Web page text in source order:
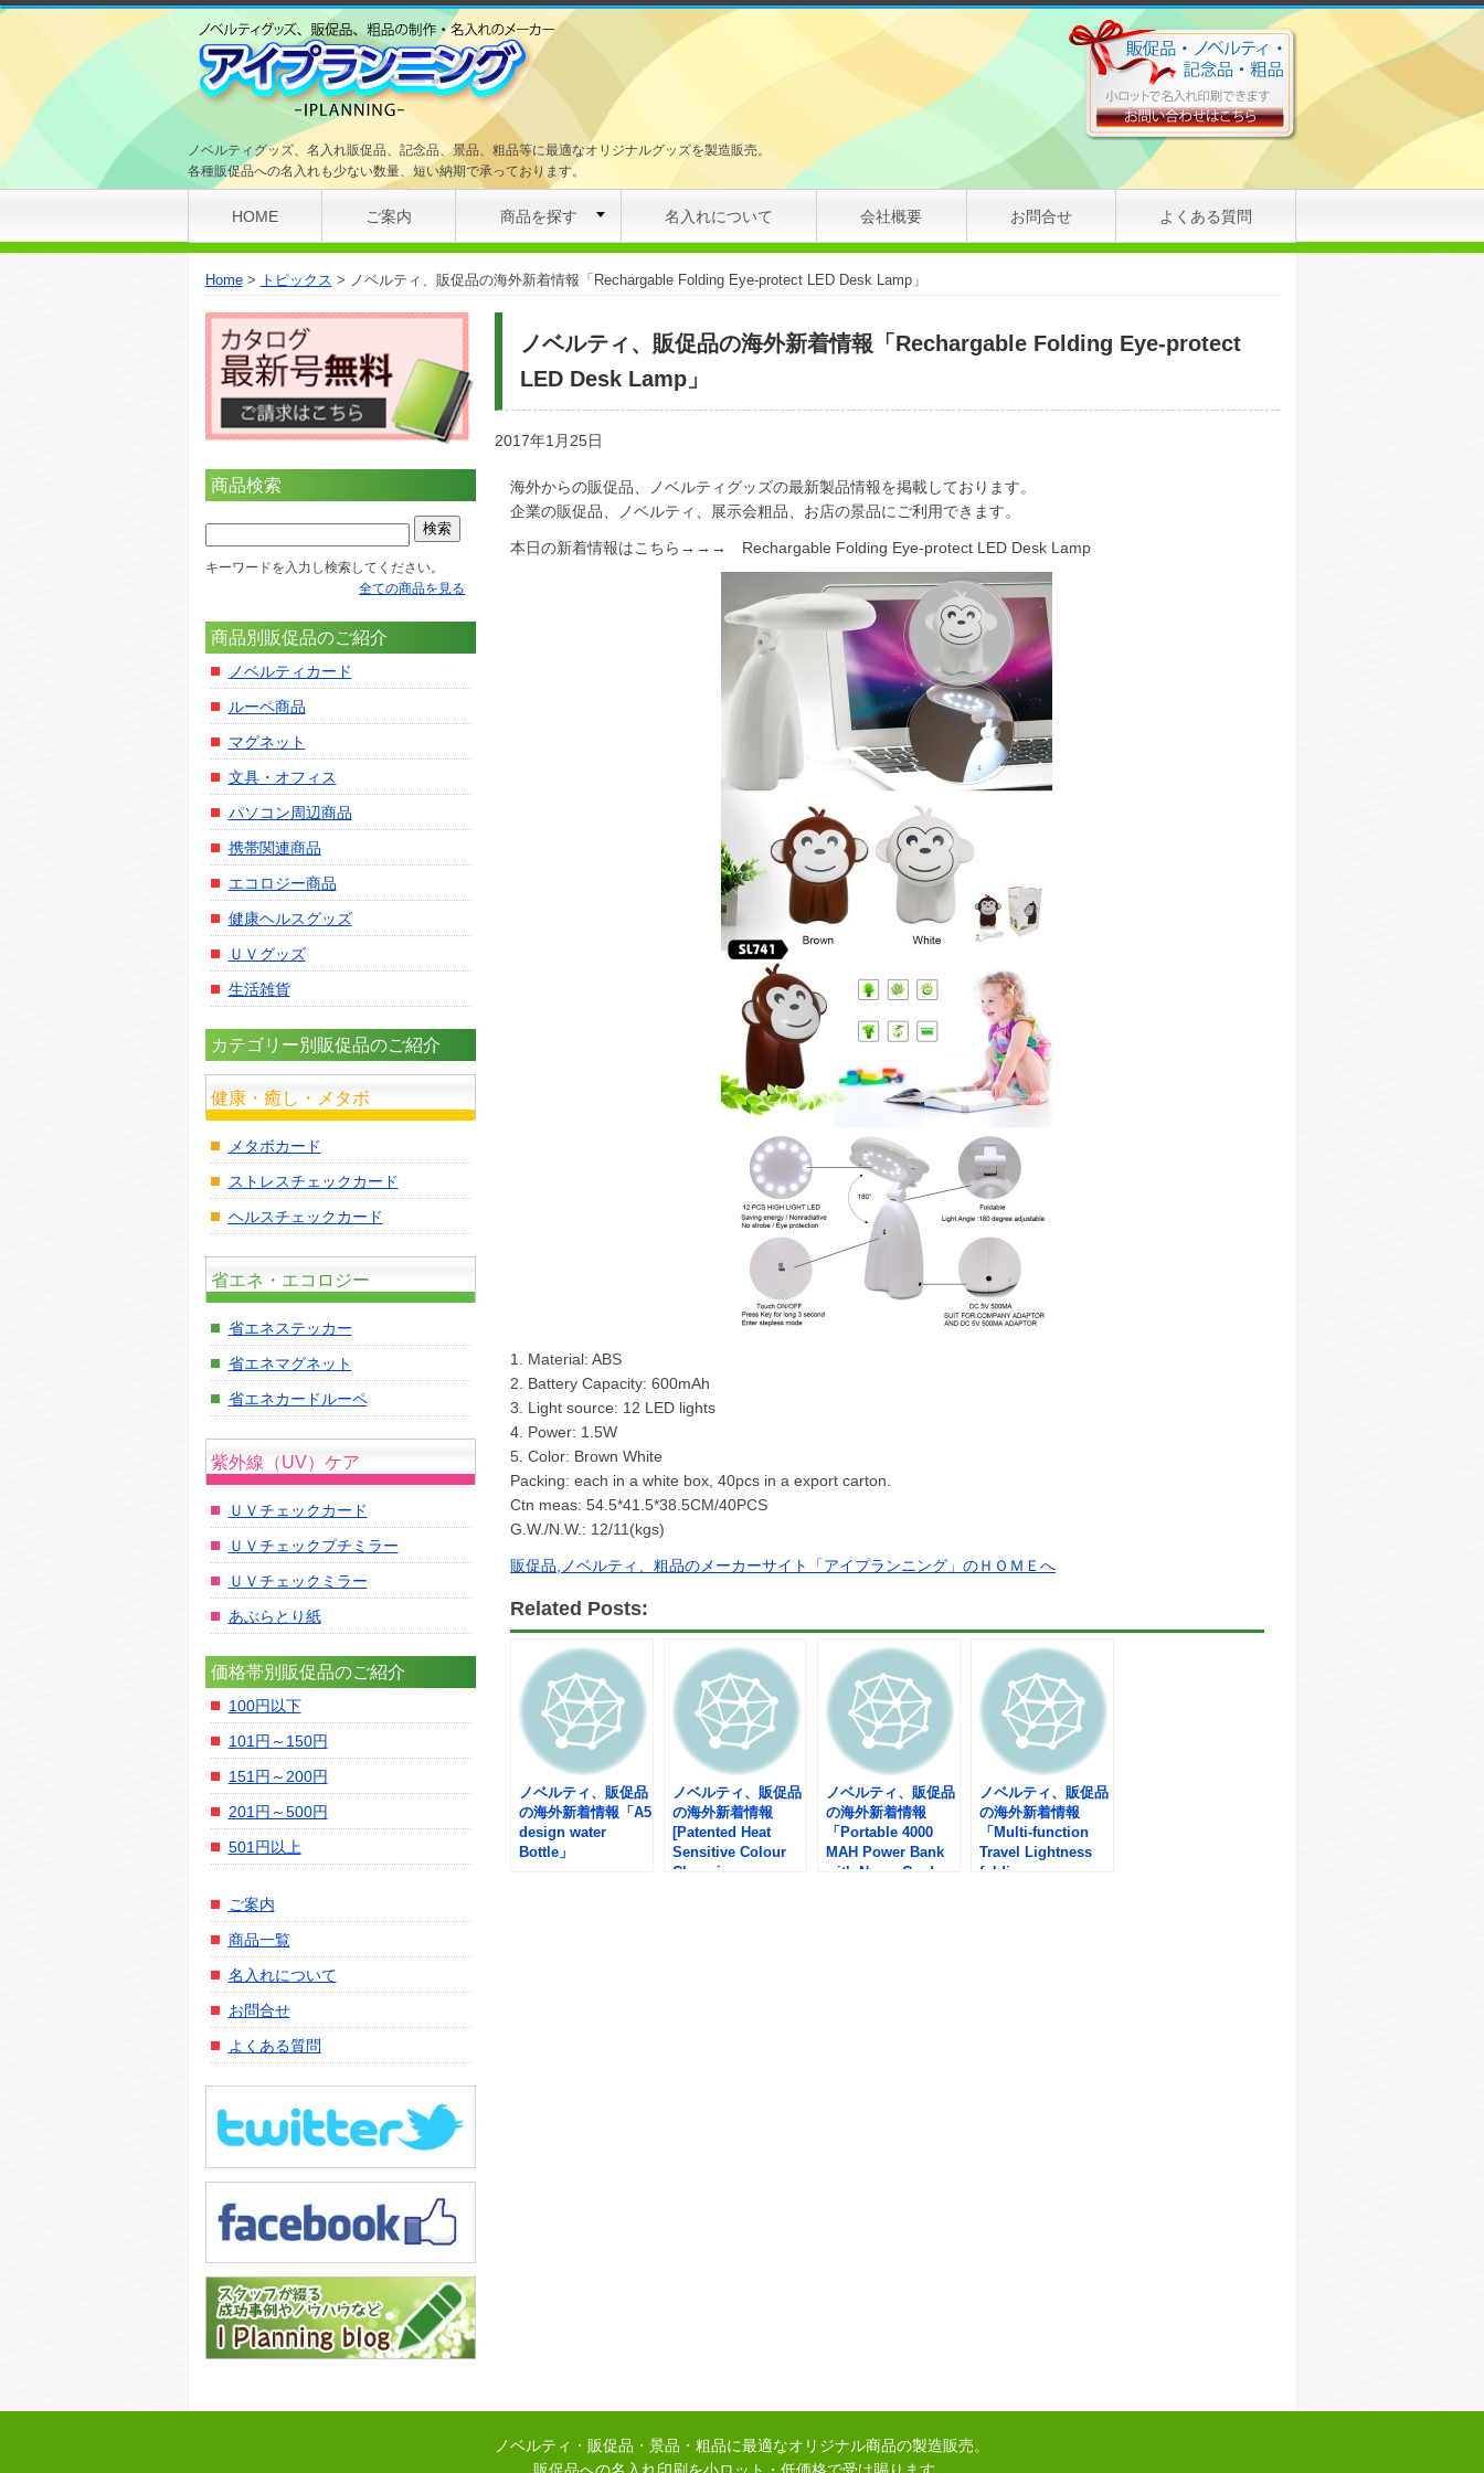
ノベルティグッズ、名入れ販促品、記念品、景品、粗品等に最適なオリジナルグッズを製造販売。
各種販促品への名入れも少ない数量、短い納期で承っております。
HOME ご案内 商品を探す 名入れについて 会社概要 お問合せ よくある質問
Home トピックス ノベルティ、販促品の海外新着情報「Rechargable Folding Eye-protect LED Desk Lamp」
ノベルティ、販促品の海外新着情報「Rechargable Folding Eye-protect
LED Desk Lamp」
2017年1月25日
海外からの販促品、ノベルティグッズの最新製品情報を掲載しております。
企業の販促品、ノベルティ、展示会粗品、お店の景品にご利用できます。
本日の新着情報はこちら→→→ Rechargable Folding Eye-protect LED Desk Lamp
1. Material: ABS
2. Battery Capacity: 600mAh
3. Light source: 12 LED lights
4. Power: 1.5W
5. Color: Brown White
Packing: each in a white box, 40pcs in a export carton.
Ctn meas: 54.5*41.5*38.5CM/40PCS
G.W./N.W.: 12/11(kgs)
販促品,ノベルティ、粗品のメーカーサイト「アイプランニング」のＨＯＭＥへ
Related Posts:
ノベルティ、販促品
の海外新着情報「A5
design water
Bottle」
ノベルティ、販促品
の海外新着情報
[Patented Heat
Sensitive Colour
Changing
ノベルティ、販促品
の海外新着情報
「Portable 4000
MAH Power Bank
with Name Card
ノベルティ、販促品
の海外新着情報
「Multi-function
Travel Lightness
folding 」
商品検索
キーワードを入力し検索してください。
全ての商品を見る
商品別販促品のご紹介
ノベルティカード
ルーペ商品
マグネット
文具・オフィス
パソコン周辺商品
携帯関連商品
エコロジー商品
健康ヘルスグッズ
ＵＶグッズ
生活雑貨
カテゴリー別販促品のご紹介
健康・癒し・メタボ
メタボカード
ストレスチェックカード
ヘルスチェックカード
省エネ・エコロジー
省エネステッカー
省エネマグネット
省エネカードルーペ
紫外線（UV）ケア
ＵＶチェックカード
ＵＶチェックプチミラー
ＵＶチェックミラー
あぶらとり紙
価格帯別販促品のご紹介
100円以下
101円～150円
151円～200円
201円～500円
501円以上
ご案内
商品一覧
名入れについて
お問合せ
よくある質問
ノベルティ・販促品・景品・粗品に最適なオリジナル商品の製造販売。